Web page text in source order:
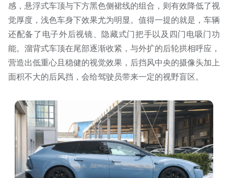
感，悬浮式车顶与下方黑色侧裙线的组合，则有效降低了视
觉厚度，浅色车身下效果尤为明显。值得一提的就是，车辆
还配备了电子外后视镜、隐藏式门把手以及四门电吸门功
能。溜背式车顶在尾部逐渐收紧，与外扩的后轮拱相呼应，
营造出低重心且稳健的视觉效果，后挡风中央的摄像头加上
面积不大的后风挡，会给驾驶员带来一定的视野盲区。